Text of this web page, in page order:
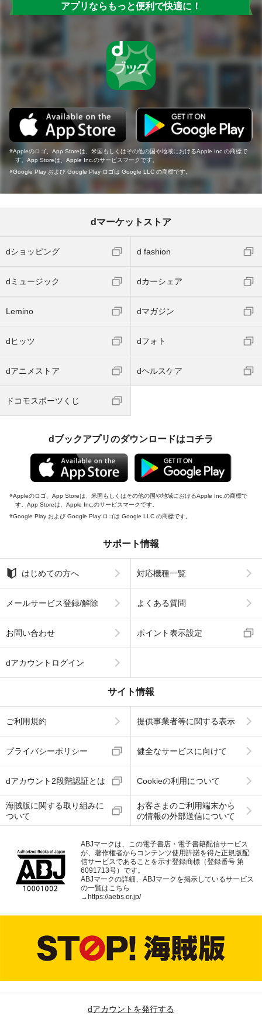
アプリならもっと便利で快適に！
Appleのロゴ、App Storeは、米国もしくはその他の国や地域におけるApple Inc.の商標で
す。App Storeは、Apple Inc.のサービスマークです。
Google Play および Google Play ロゴは Google LLC の商標です。
dマーケットストア
dショッピング d fashion
dミュージック dカーシェア
Lemino dマガジン
dヒッツ dフォト
dアニメストア dヘルスケア
ドコモスポーツくじ
dブックアプリのダウンロードはコチラ
Appleのロゴ、App Storeは、米国もしくはその他の国や地域におけるApple Inc.の商標で
す。App Storeは、Apple Inc.のサービスマークです。
Google Play および Google Play ロゴは Google LLC の商標です。
サポート情報
はじめての方へ 対応機種一覧
メールサービス登録/解除 よくある質問
お問い合わせ ポイント表示設定
dアカウントログイン
サイト情報
ご利用規約 提供事業者等に関する表示
プライバシーポリシー 健全なサービスに向けて
dアカウント2段階認証とは Cookieの利用について
海賊版に関する取り組みに
ついて
お客さまのご利用端末から
の情報の外部送信について
ABJマークは、この電子書店・電子書籍配信サービス
が、著作権者からコンテンツ使用許諾を得た正規版配
信サービスであることを示す登録商標（登録番号 第
6091713号）です。
ABJマークの詳細、ABJマークを掲示しているサービス
の一覧はこちら
→ https://aebs.or.jp/
dアカウントを発行する